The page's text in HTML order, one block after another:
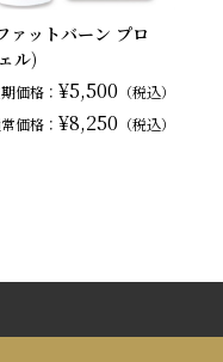
ァットバーン プロ
ル)
価格： ¥5,500 （税込）
価格： ¥8,250 （税込）